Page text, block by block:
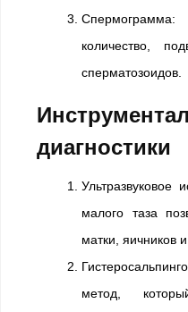
количество,
сперматозоидов.
диагностики
Ультразвуковое
малого таза
матки, яичников
метод,